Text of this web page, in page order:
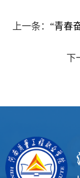
上一条： “青春
下